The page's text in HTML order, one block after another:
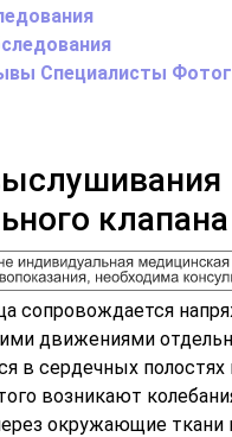
Специалисты
клапана
сопровождается
движениями
в сердечных полостях
возникают
окружающие ткани